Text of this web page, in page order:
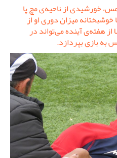
خورشیدی از ناحیه‌ی مچ پا
میزان دوری او از
از هفته‌ی آینده می‌تواند در
به بازی بپردازد.